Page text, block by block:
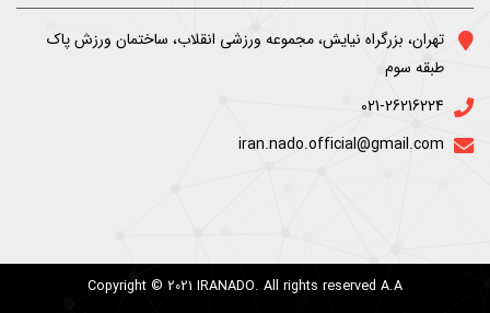
ﺗﻬﺮان، ﺑﺰرﮔﺮاه ﻧﯿﺎﯾﺶ، ﻣﺠﻤﻮﻋﻪ ورزﺷﯽ اﻧﻘﻼب، ﺳﺎﺧﺘﻤﺎن ورزش ﭘﺎک
ﻃﺒﻘﻪ ﺳﻮم
021-26216224
iran.nado.official@gmail.com
Copyright © 2021 IRANADO. All rights reserved A.A